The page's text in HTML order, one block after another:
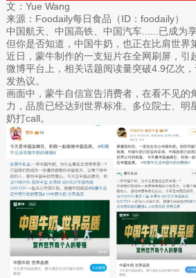
文：Yue Wang
来源：Foodaily每日食品（ID：foodaily）
中国航天、中国高铁、中国汽车......已成为
但你是否知道，中国牛奶，也正在比肩世界
近日，蒙牛制作的一支短片在全网刷屏，引
微博平台上，相关话题阅读量突破4.9亿次，
发热议。
画面中，蒙牛自信宣告消费者，在看不见的
力，品质已经达到世界标准。多位院士、明
奶打call。